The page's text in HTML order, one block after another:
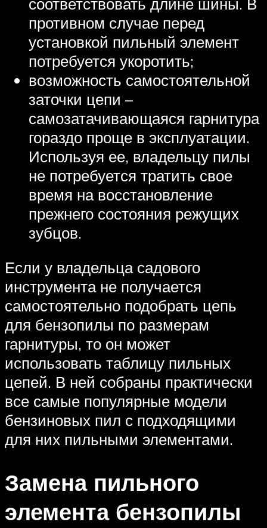
соответствовать длине шины. В
противном случае перед
установкой пильный элемент
потребуется укоротить;
возможность самостоятельной
заточки цепи –
самозатачивающаяся гарнитура
гораздо проще в эксплуатации.
Используя ее, владельцу пилы
не потребуется тратить свое
время на восстановление
прежнего состояния режущих
зубцов.
Если у владельца садового
инструмента не получается
самостоятельно подобрать цепь
для бензопилы по размерам
гарнитуры, то он может
использовать таблицу пильных
цепей. В ней собраны практически
все самые популярные модели
бензиновых пил с подходящими
для них пильными элементами.
Замена пильного
элемента бензопилы